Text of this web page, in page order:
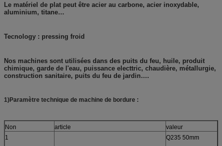
Le matériel de plat peut être acier au carbone, acier inoxydable,
aluminium, titane…
Tecnology : pressing froid
Nos machines sont utilisées dans des puits du feu, huile, produit
chimique, garde de l'eau, puissance electtric, chaudière, métallurgie,
construction sanitaire, puits du feu de jardin….
1)Paramètre technique de machine de bordure :
Non article
valeur
1
Q235 50mm